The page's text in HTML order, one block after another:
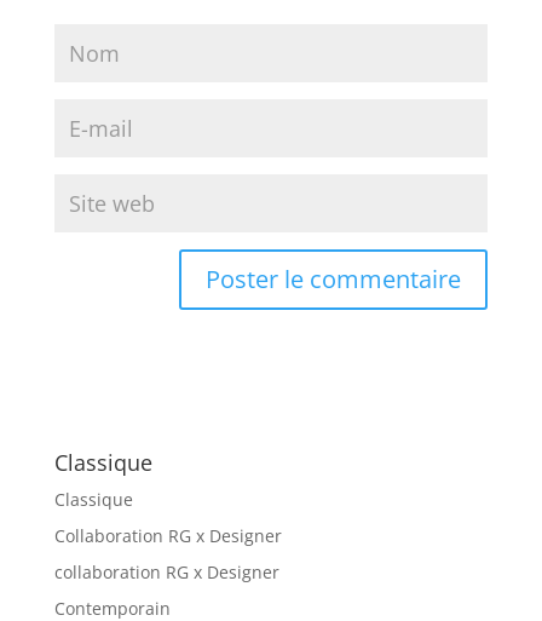
Classique
Classique
Collaboration RG x Designer
collaboration RG x Designer
Contemporain